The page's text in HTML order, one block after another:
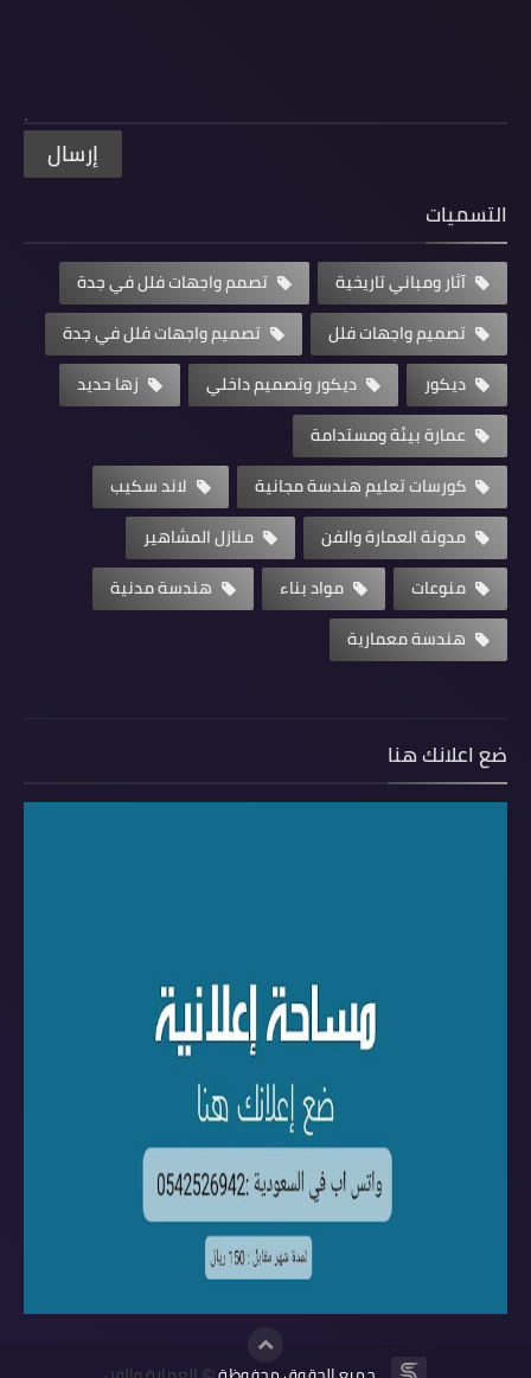
التسميات
آثار ومباني تاريخية
تصمم واجهات فلل في جدة
تصميم واجهات فلل
تصميم واجهات فلل في جدة
ديكور
ديكور وتصميم داخلي
زها حديد
عمارة بيئة ومستدامة
كورسات تعليم هندسة مجانية
لاند سكيب
مدونة العمارة والفن
منازل المشاهير
منوعات
مواد بناء
هندسة مدنية
هندسة معمارية
ضع اعلانك هنا
©